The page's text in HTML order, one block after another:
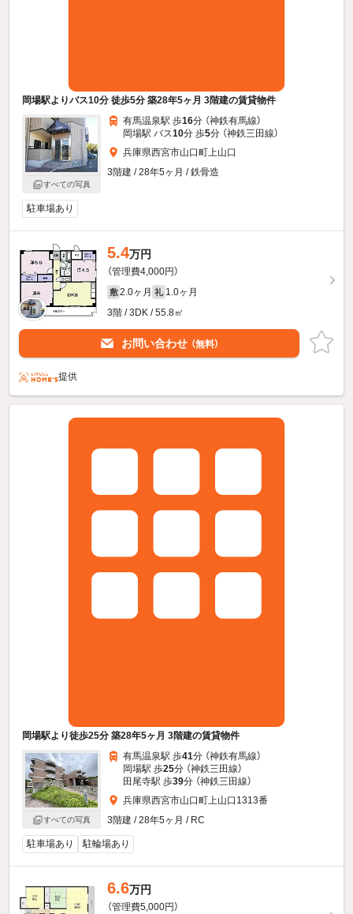
岡場駅よりバス10分 徒歩5分 築28年5ヶ月 3階建の賃貸物件
すべての写真
有馬温泉駅 歩16分 （神鉄有馬線）
岡場駅 バス10分 歩5分 （神鉄三田線）
兵庫県西宮市山口町上山口
3階建 / 28年5ヶ月 / 鉄骨造
駐車場あり
5.4万円
（管理費4,000円）
敷 2.0ヶ月 礼 1.0ヶ月
3階 / 3DK / 55.8㎡
お問い合わせ （無料）
提供
岡場駅より徒歩25分 築28年5ヶ月 3階建の賃貸物件
すべての写真
有馬温泉駅 歩41分 （神鉄有馬線）
岡場駅 歩25分 （神鉄三田線）
田尾寺駅 歩39分 （神鉄三田線）
兵庫県西宮市山口町上山口1313番
3階建 / 28年5ヶ月 / RC
駐車場あり 駐輪場あり
6.6万円
（管理費5,000円）